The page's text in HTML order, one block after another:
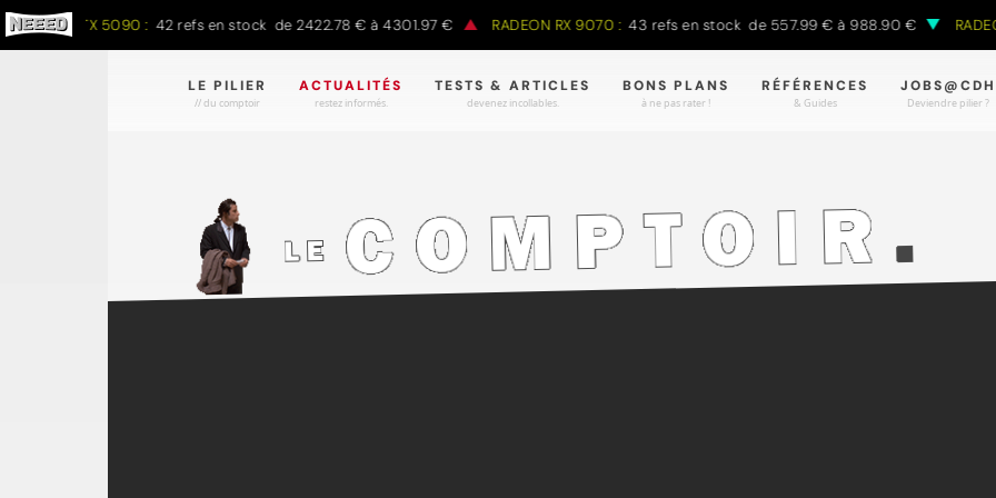
RTX 5090 : 42 refs en stock de 2422.78 € à 4301.97 € RADEON RX 9070 : 43 refs en stock de 557.99 € à 988.90 € RADEON RX
LE PILIER
// du comptoir
ACTUALITÉS
restez informés.
TESTS & ARTICLES
devenez incollables.
BONS PLANS
à ne pas rater !
RÉFÉRENCES
& Guides
JOBS@CDH
Deviendre pilier ?